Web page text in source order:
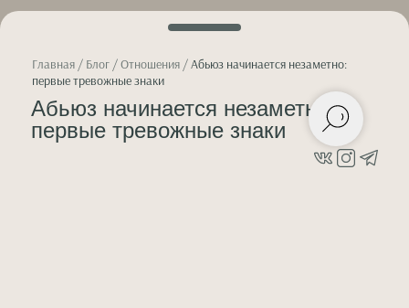
Главная / Блог / Отношения / Абьюз начинается незаметно:
первые тревожные знаки
Абьюз начинается незаметно:
первые тревожные знаки